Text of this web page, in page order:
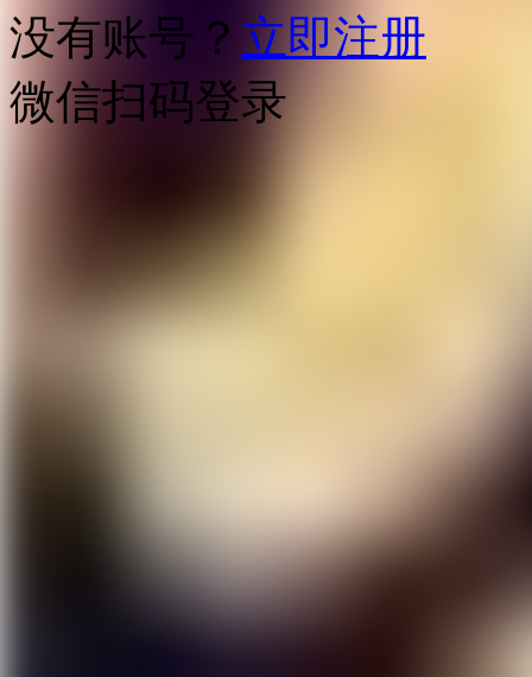
没有账号？ 立即注册
微信扫码登录